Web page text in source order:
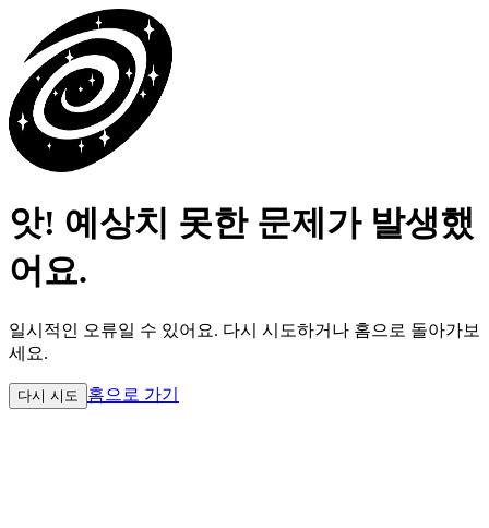
앗! 예상치 못한 문제가 발생했
어요.
일시적인 오류일 수 있어요. 다시 시도하거나 홈으로 돌아가보
세요.
다시 시도 홈으로 가기